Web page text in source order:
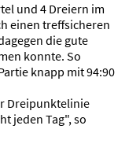
und 4 Dreiern im
einen treffsicheren
die gute
konnte. So
knapp mit 94:90
Dreipunktelinie
jeden Tag", so